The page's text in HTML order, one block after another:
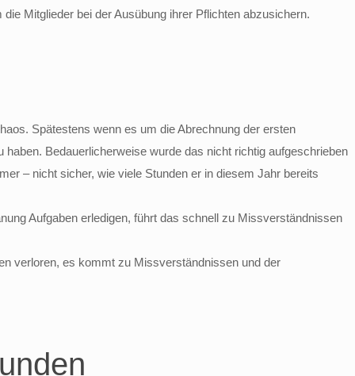
Mitglieder bei der Ausübung ihrer Pflichten abzusichern.
Spätestens wenn es um die Abrechnung der ersten
Bedauerlicherweise wurde das nicht richtig aufgeschrieben
– nicht sicher, wie viele Stunden er in diesem Jahr bereits
Aufgaben erledigen, führt das schnell zu Missverständnissen
verloren, es kommt zu Missverständnissen und der